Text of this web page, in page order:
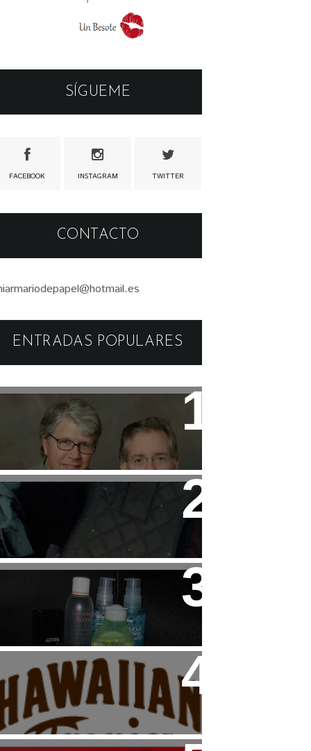
SÍGUEME
FACEBOOK INSTAGRAM TWITTER
CONTACTO
ENTRADAS POPULARES
Libros: Serie Pendergast de
Douglas Preston y Lincoln
Tip: Cuidado con las
Sneakers de HAKEI
Beauty: Mi "Rutina" Facial
Haul: Dúo de Productos
Hawaiian Tropic para el
Veranito